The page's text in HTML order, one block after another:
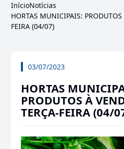
InícioNotícias
HORTAS MUNICIPAIS:
FEIRA (04/07)
03/07/2023
HORTAS
PRODUTOS À
TERÇA-FEIRA (04/